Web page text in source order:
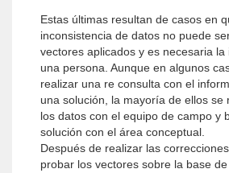
Estas últimas resultan de casos en
inconsistencia de datos no puede
vectores aplicados y es necesaria la
una persona. Aunque en algunos
realizar una re consulta con el
una solución, la mayoría de ellos se
los datos con el equipo de campo y
solución con el área conceptual.
Después de realizar las
probar los vectores sobre la base